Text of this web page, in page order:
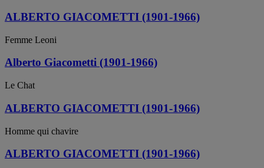
ALBERTO GIACOMETTI (1901-1966)
Femme Leoni
Alberto Giacometti (1901-1966)
Le Chat
ALBERTO GIACOMETTI (1901-1966)
Homme qui chavire
ALBERTO GIACOMETTI (1901-1966)